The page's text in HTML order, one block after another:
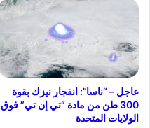
عاجل – “ناسا”: انفجار نيزك بقوة
300 طن من مادة “تي إن تي” فوق
الولايات المتحدة